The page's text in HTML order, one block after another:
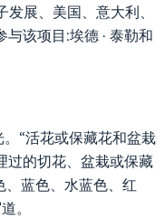
展、美国、意大利、
该项目:埃德 · 泰勒和
“活花或保藏花和盆栽
过的切花、盆栽或保藏
、蓝色、水蓝色、红
。